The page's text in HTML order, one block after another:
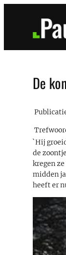
De
`Hij
de
kregen
midden
heeft er